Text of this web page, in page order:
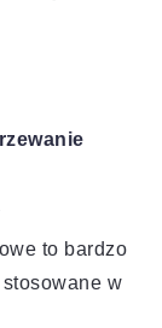
to bardzo
w